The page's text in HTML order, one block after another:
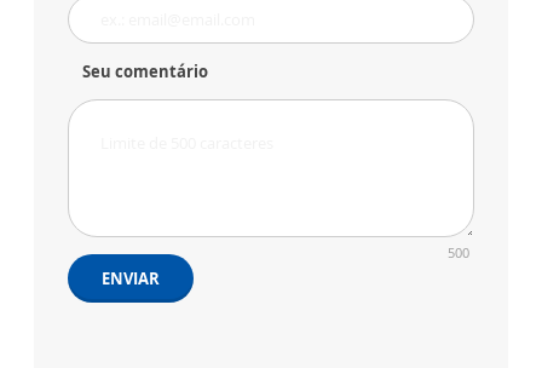
Seu comentário
500
ENVIAR